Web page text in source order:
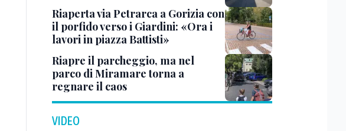
Riaperta via Petrarca a Gorizia con
il porfido verso i Giardini: «Ora i
lavori in piazza Battisti»
Riapre il parcheggio, ma nel
parco di Miramare torna a
regnare il caos
VIDEO